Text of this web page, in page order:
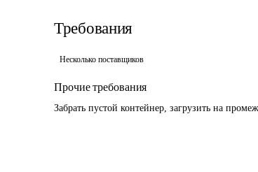
Требования
Несколько поставщиков
Прочие требования
Забрать пустой контейнер, загрузить на